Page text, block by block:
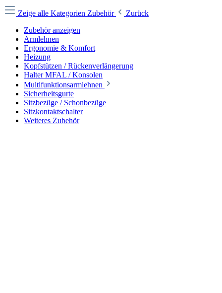
Zeige alle Kategorien Zubehör
Zurück
Zubehör anzeigen
Armlehnen
Ergonomie & Komfort
Heizung
Kopfstützen / Rückenverlängerung
Halter MFAL / Konsolen
Multifunktionsarmlehnen
Sicherheitsgurte
Sitzbezüge / Schonbezüge
Sitzkontaktschalter
Weiteres Zubehör